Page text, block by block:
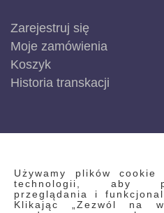
Używamy plików
technologii, aby
przeglądania i
Klikając „Zezwól na
Zarejestruj się
Moje zamówienia
Koszyk
Historia transkacji
INFORMACJE